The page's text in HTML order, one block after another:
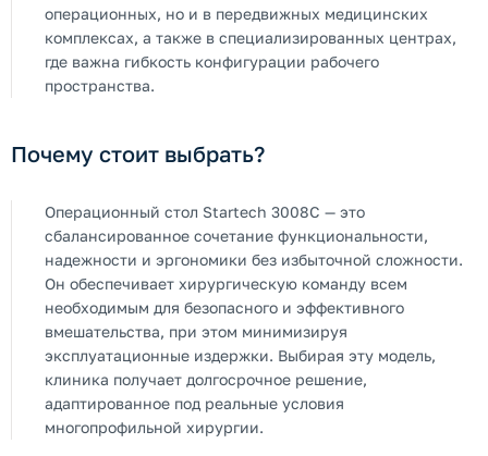
операционных, но и в передвижных медицинских
комплексах, а также в специализированных центрах,
где важна гибкость конфигурации рабочего
пространства.
Почему стоит выбрать?
Операционный стол Startech 3008C — это
сбалансированное сочетание функциональности,
надежности и эргономики без избыточной сложности.
Он обеспечивает хирургическую команду всем
необходимым для безопасного и эффективного
вмешательства, при этом минимизируя
эксплуатационные издержки. Выбирая эту модель,
клиника получает долгосрочное решение,
адаптированное под реальные условия
многопрофильной хирургии.